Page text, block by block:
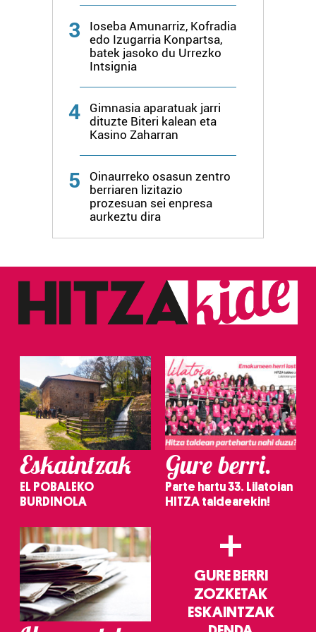
3
Ioseba Amunarriz, Kofradia
edo Izugarria Konpartsa,
batek jasoko du Urrezko
Intsignia
4
Gimnasia aparatuak jarri
dituzte Biteri kalean eta
Kasino Zaharran
5
Oinaurreko osasun zentro
berriaren lizitazio
prozesuan sei enpresa
aurkeztu dira
Eskaintzak
EL POBALEKO
BURDINOLA
Gure berri.
Parte hartu 33. Lilatoian
HITZA taldearekin!
+
GURE BERRI
ZOZKETAK
ESKAINTZAK